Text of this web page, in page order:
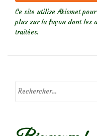
Ce site utilise Akismet
plus sur la façon dont les
traitées.